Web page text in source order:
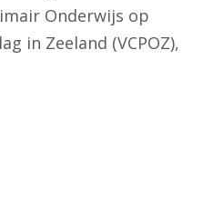
Onderwijs op
in Zeeland (VCPOZ),